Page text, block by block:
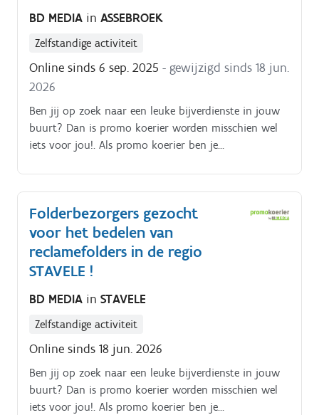
BD MEDIA in ASSEBROEK
Zelfstandige activiteit
Online sinds 6 sep. 2025 - gewijzigd sinds 18 jun.
2026
Ben jij op zoek naar een leuke bijverdienste in jouw
buurt? Dan is promo koerier worden misschien wel
iets voor jou!. Als promo koerier ben je
wekelijkse folderpakket in de door jou gekozen buurt
Je kiest daarbij zelf hoe je dat doet (met de fiets, te
voet, bromfiets, … ) De folderpakketten moeten
tussen zondagochtend en dinsdagavond in de
brievenbussen belanden Je kiest binnen die
tijdspanne zelf wanneer je de pakketten rondbrengt
eigen beschikbaarheid De opdracht is in zelfstandig
wordt tijdens een gesprek in het dichtstbijzijnde
kantoor of via een videocall gegeven.
Folderbezorgers gezocht
voor het bedelen van
reclamefolders in de regio
STAVELE !
BD MEDIA in STAVELE
Zelfstandige activiteit
Online sinds 18 jun. 2026
Ben jij op zoek naar een leuke bijverdienste in jouw
buurt? Dan is promo koerier worden misschien wel
iets voor jou!. Als promo koerier ben je